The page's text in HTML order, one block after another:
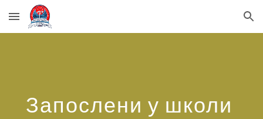
Skip to main content Skip to navigation
Запослени у школи